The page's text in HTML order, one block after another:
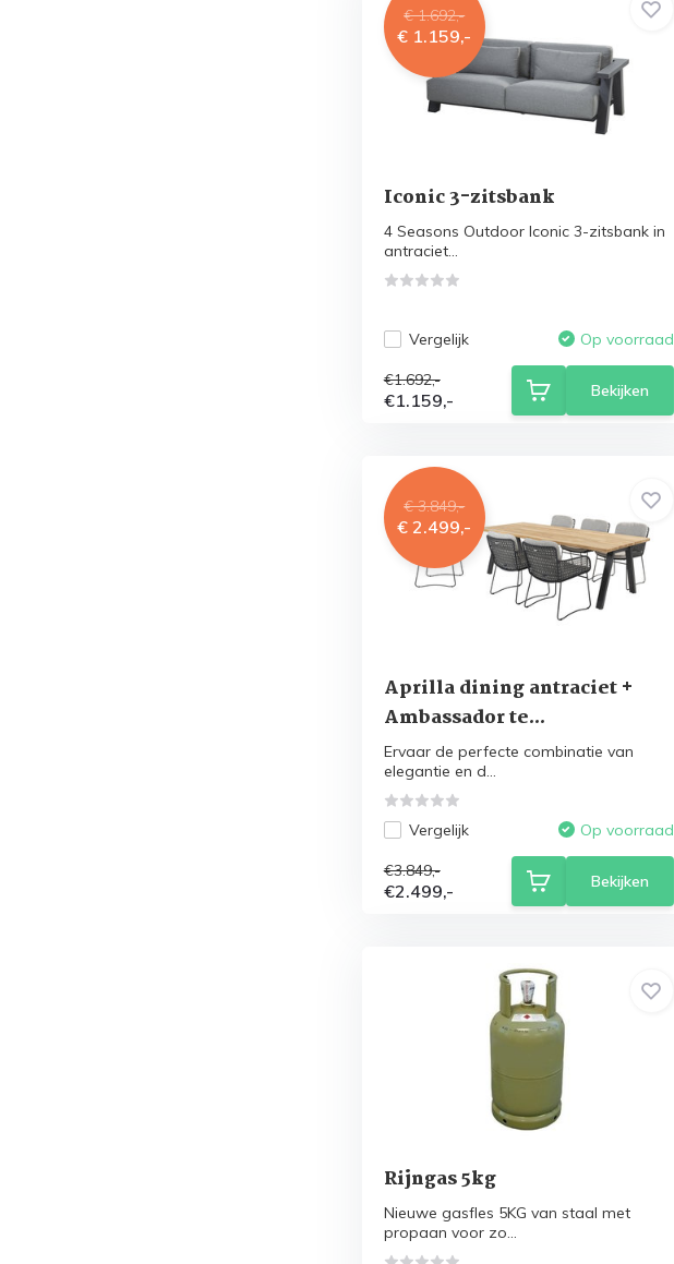
€ 1.692,-
€ 1.159,-
Iconic 3-zitsbank
4 Seasons Outdoor Iconic 3-zitsbank in
antraciet...
Vergelijk Op voorraad
€1.692,-
€1.159,- Bekijken
€ 3.849,-
€ 2.499,-
Aprilla dining antraciet +
Ambassador te...
Ervaar de perfecte combinatie van
elegantie en d...
Vergelijk Op voorraad
€3.849,-
€2.499,- Bekijken
Rijngas 5kg
Nieuwe gasfles 5KG van staal met
propaan voor zo...